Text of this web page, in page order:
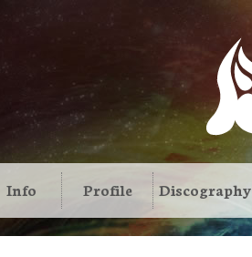
Info Profile Discography